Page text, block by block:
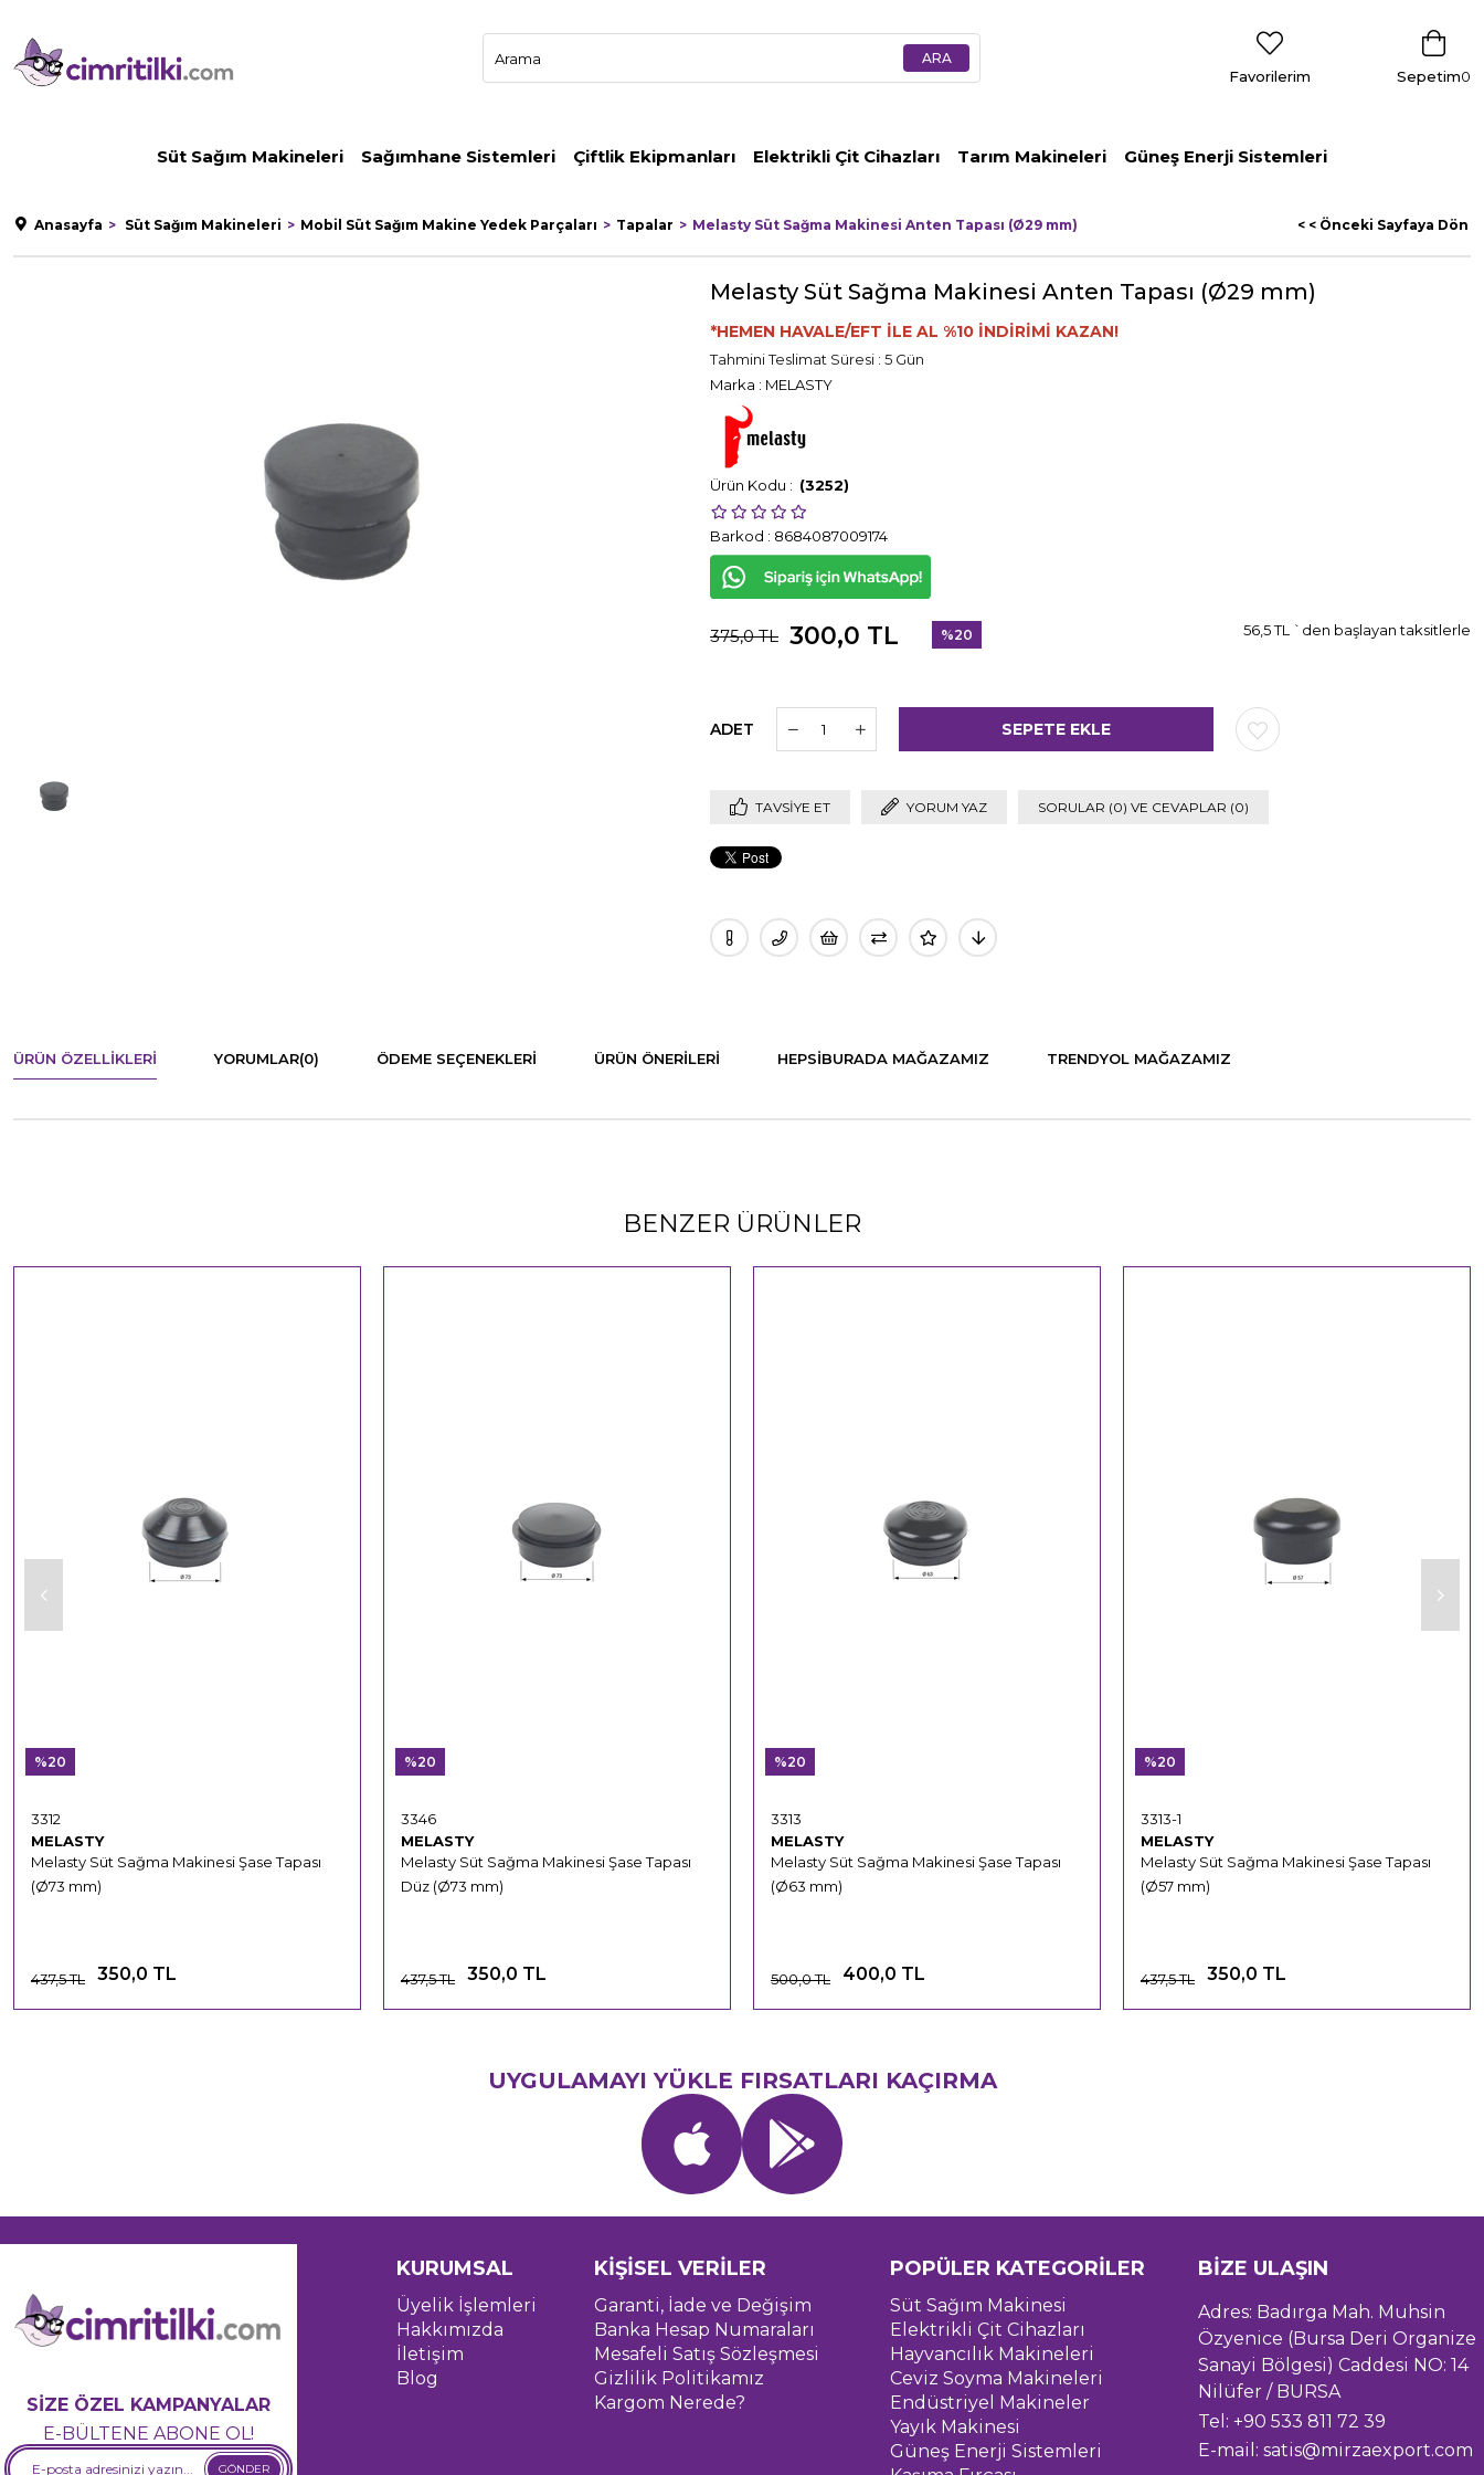
Sepetim0
Favorilerim
Süt Sağım Makineleri Sağımhane Sistemleri Çiftlik Ekipmanları Elektrikli Çit Cihazları Tarım Makineleri Güneş Enerji Sistemleri
Anasayfa Süt Sağım Makineleri Mobil Süt Sağım Makine Yedek Parçaları Tapalar Melasty Süt Sağma Makinesi Anten Tapası (Ø29 mm) < < Önceki Sayfaya Dön
Melasty Süt Sağma Makinesi Anten Tapası (Ø29 mm)
*HEMEN HAVALE/EFT İLE AL %10 İNDİRİMİ KAZAN!
Tahmini Teslimat Süresi : 5 Gün
Marka : MELASTY
(3252)
Barkod : 8684087009174
375,0 TL 300,0 TL %20
56,5 TL `den başlayan taksitlerle
ADET
TAVSIYE ET YORUM YAZ SORULAR (0) VE CEVAPLAR (0)
ÜRÜN ÖZELLIKLERI YORUMLAR(0) ÖDEME SEÇENEKLERI ÜRÜN ÖNERILERI HEPSIBURADA MAĞAZAMIZ TRENDYOL MAĞAZAMIZ
BENZER ÜRÜNLER
MELASTY
Melasty Süt Sağma Makinesi Şase Tapası
(Ø73 mm)
3312
350,0 TL
437,5 TL
%20
MELASTY
Melasty Süt Sağma Makinesi Şase Tapası
Düz (Ø73 mm)
3346
350,0 TL
437,5 TL
%20
MELASTY
Melasty Süt Sağma Makinesi Şase Tapası
(Ø63 mm)
3313
400,0 TL
500,0 TL
%20
MELASTY
Melasty Süt Sağma Makinesi Şase Tapası
(Ø57 mm)
3313-1
350,0 TL
437,5 TL
%20
UYGULAMAYI YÜKLE FIRSATLARI KAÇIRMA
SİZE ÖZEL KAMPANYALAR
E-BÜLTENE ABONE OL!
GÖNDER
KURUMSAL
Üyelik İşlemleri
Hakkımızda
İletişim
Blog
KİŞİSEL VERİLER
Garanti, İade ve Değişim
Banka Hesap Numaraları
Mesafeli Satış Sözleşmesi
Gizlilik Politikamız
Kargom Nerede?
POPÜLER KATEGORİLER
Süt Sağım Makinesi
Elektrikli Çit Cihazları
Hayvancılık Makineleri
Ceviz Soyma Makineleri
Endüstriyel Makineler
Yayık Makinesi
Güneş Enerji Sistemleri
BİZE ULAŞIN
Adres: Badırga Mah. Muhsin
Özyenice (Bursa Deri Organize
Sanayi Bölgesi) Caddesi NO: 14
Nilüfer / BURSA
Tel: +90 533 811 72 39
E-mail:satis@mirzaexport.com